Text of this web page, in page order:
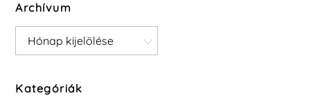
Archívum
Archívum
Kategóriák